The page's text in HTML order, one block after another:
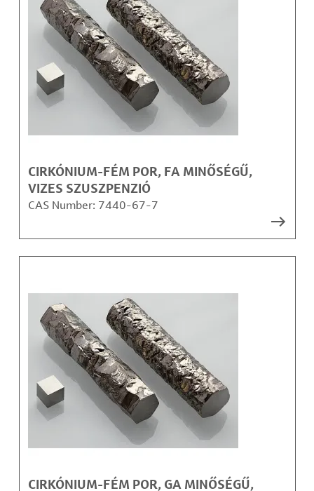
CIRKÓNIUM-FÉM POR, FA MINŐSÉGŰ,
VIZES SZUSZPENZIÓ
CAS Number: 7440-67-7
CIRKÓNIUM-FÉM POR, GA MINŐSÉGŰ,